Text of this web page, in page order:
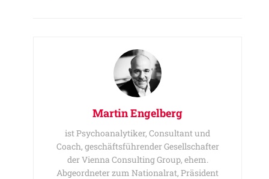
Martin Engelberg
ist Psychoanalytiker, Consultant und
Coach, geschäftsführender Gesellschafter
der Vienna Consulting Group, ehem.
Abgeordneter zum Nationalrat, Präsident